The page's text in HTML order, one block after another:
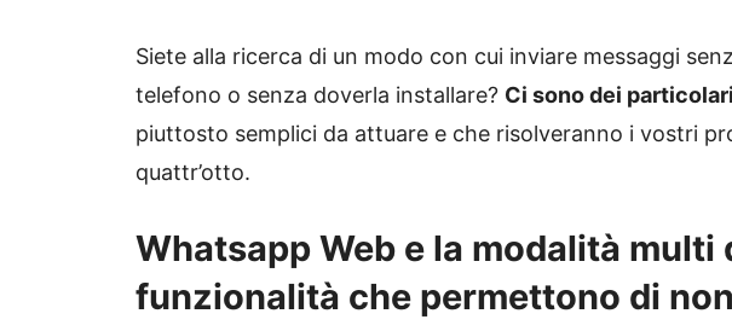
Siete alla ricerca di un modo con cui inviare messaggi
telefono o senza doverla installare? Ci sono dei
piuttosto semplici da attuare e che risolveranno i vostri
quattr’otto.
Whatsapp Web e la modalità
funzionalità che permettono di